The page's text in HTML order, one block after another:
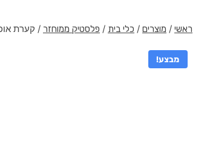
ראשי / מוצרים / כלי בית / פלסטיק ממוחזר / קערת אוכל
מבצע!